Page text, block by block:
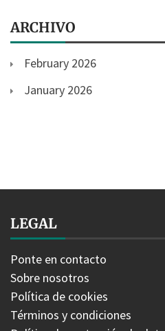
ARCHIVO
February 2026
January 2026
LEGAL
Ponte en contacto
Sobre nosotros
Política de cookies
Términos y condiciones